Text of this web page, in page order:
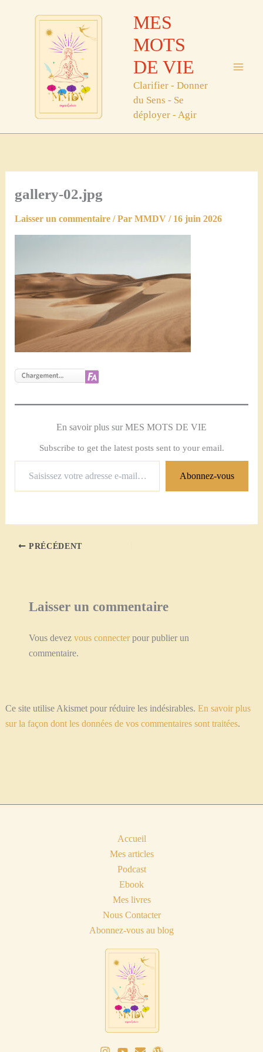
MES
MOTS
DE VIE
Clarifier - Donner
du Sens - Se
déployer - Agir
gallery-02.jpg
Laisser un commentaire / Par MMDV / 16 juin 2026
En savoir plus sur MES MOTS DE VIE
Subscribe to get the latest posts sent to your email.
votre
adresse
Abonnez-vous
PRÉCÉDENT
Laisser un commentaire
Vous devez vous connecterpour publier un
commentaire.
Ce site utilise Akismet pour réduire les indésirables. En savoir plus
sur la façon dont les données de vos commentaires sont traitées.
Accueil
Mes articles
Podcast
Ebook
Mes livres
Nous Contacter
Abonnez-vous au blog